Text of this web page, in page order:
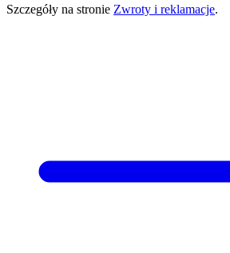
Szczegóły na stronie Zwroty i reklamacje.